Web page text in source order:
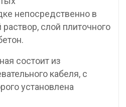
непосредственно в
слой плиточного
состоит из
кабеля, с
установлена